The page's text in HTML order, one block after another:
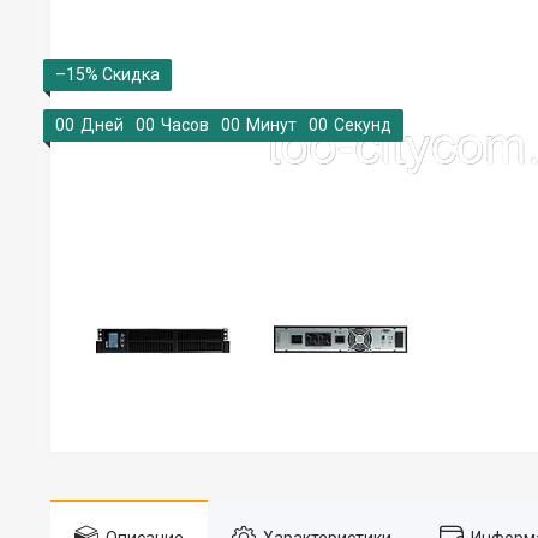
–15%
00 Дней 00 Часов 00 Минут 00 Секунд